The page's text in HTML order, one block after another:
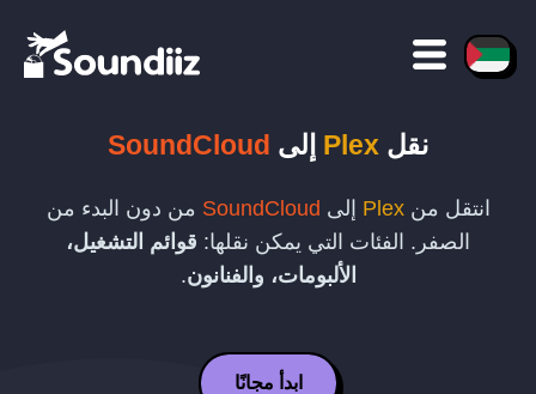
نقل Plex إلى SoundCloud
انتقل منPlex إلى SoundCloud من دون البدء من
الصفر. الفئات التي يمكن نقلها: قوائم التشغيل،
الألبومات، والفنانون.
ابدأ مجانًا